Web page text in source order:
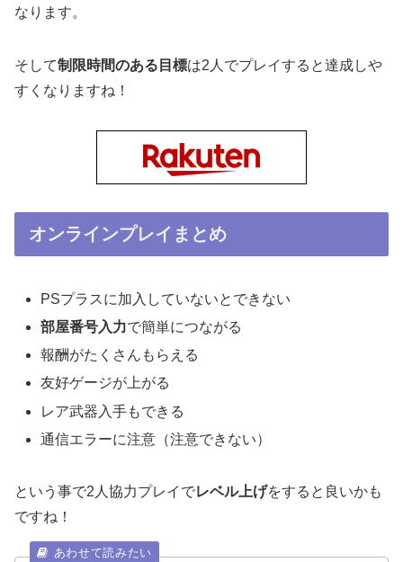
なります。
そして制限時間のある目標は2人でプレイすると達成しや
すくなりますね！
オンラインプレイまとめ
PSプラスに加入していないとできない
部屋番号入力で簡単につながる
報酬がたくさんもらえる
友好ゲージが上がる
レア武器入手もできる
通信エラーに注意（注意できない）
という事で2人協力プレイでレベル上げをすると良いかも
ですね！